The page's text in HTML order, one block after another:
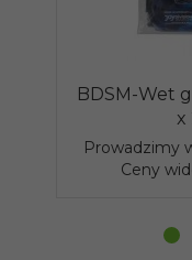
BDSM-Wet
x
Prowadzimy
Ceny